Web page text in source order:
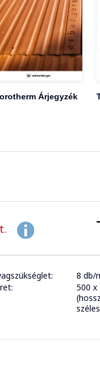
Árjegyzék
8 db/
500 x